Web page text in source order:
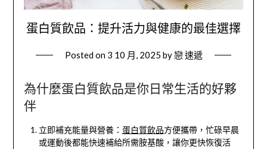
蛋白質飲品：提升活力與健康的最佳選擇
Posted on 3 10 月, 2025 by戀 速遞
為什麼蛋白質飲品是你日常生活的好夥
伴
立即補充能量與營養： 蛋白質飲品方便攜帶，忙碌早晨
或運動後都能快速補給所需胺基酸，讓你更快恢復活